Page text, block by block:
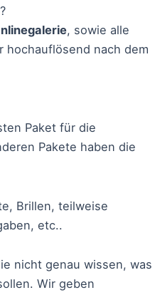
, sowie alle
hochauflösend nach dem
Paket für die
Pakete haben die
Brillen, teilweise
etc..
nicht genau wissen, was
Wir geben